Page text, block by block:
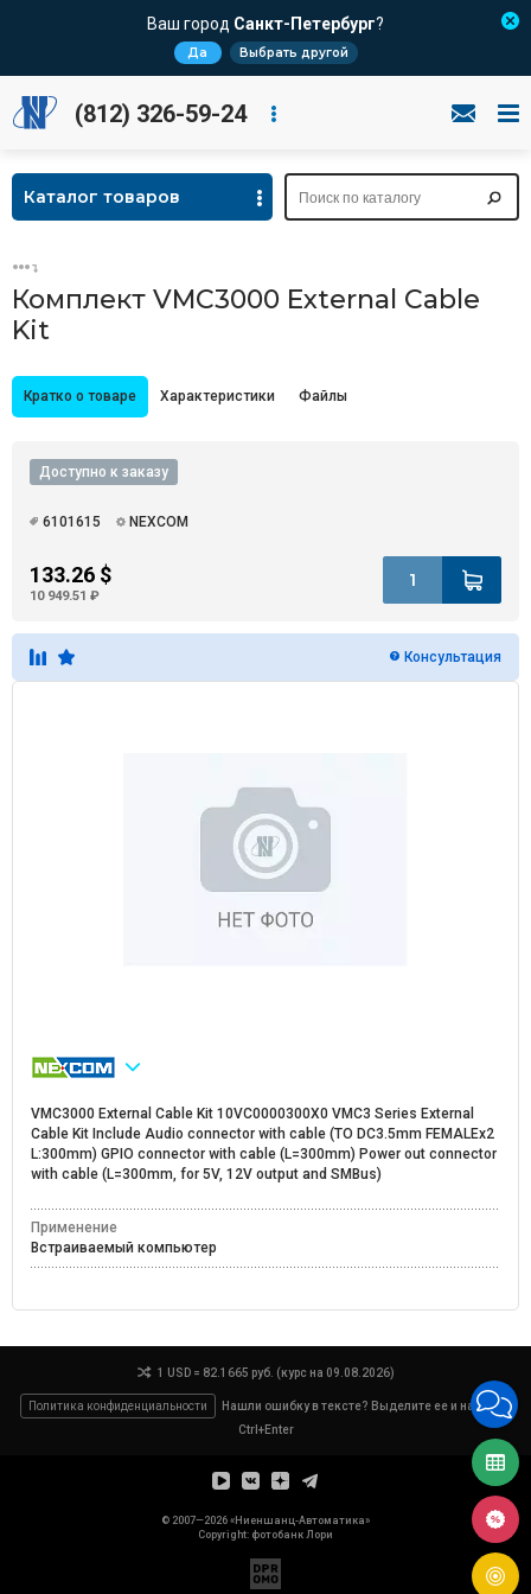
Ваш город Санкт-Петербург?
Да Выбрать другой
(812) 326-59-24
Каталог товаров
Комплект VMC3000 External Cable
Kit
Кратко о товаре Характеристики Файлы
Доступно к заказу
6101615 NEXCOM
133.26 $
10 949.51 ₽
Консультация
VMC3000 External Cable Kit 10VC0000300X0 VMC3 Series External
Cable Kit Include Audio connector with cable (TO DC3.5mm FEMALEx2
L:300mm) GPIO connector with cable (L=300mm) Power out connector
with cable (L=300mm, for 5V, 12V output and SMBus)
Применение
Встраиваемый компьютер
1 USD = 82.1665 руб. (курс на 09.08.2026)
Политика конфиденциальности
Нашли ошибку в тексте? Выделите ее и нажмите
Ctrl+Enter
© 2007—2026 «Ниеншанц-Автоматика»
Copyright: фотобанк Лори